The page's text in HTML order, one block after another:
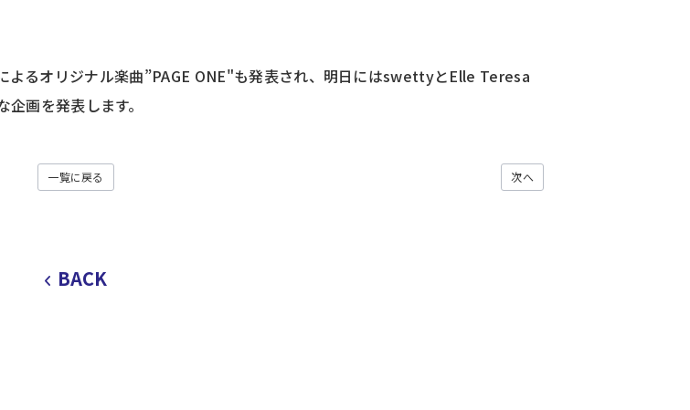
よるオリジナル楽曲”PAGE ONE"も発表され、明日にはswettyとElle Teresa
画を発表します。
一覧に戻る 次へ
BACK